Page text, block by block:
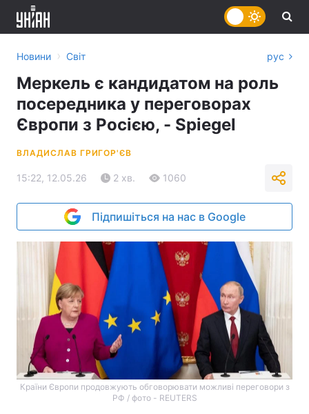
Новини › Світ рус
Меркель є кандидатом на роль
посередника у переговорах
Європи з Росією, - Spiegel
ВЛАДИСЛАВ ГРИГОР'ЄВ
15:22, 12.05.26 2 хв. 1060
Підпишіться на нас в Google
Країни Європи продовжують обговорювати можливі переговори з
РФ / фото - REUTERS